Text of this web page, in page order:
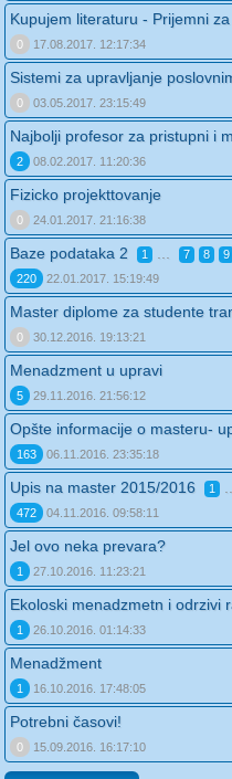
Kupujem literaturu - Prijemni
0 17.08.2017. 12:17:34
Sistemi za upravljanje
0 03.05.2017. 23:15:49
Najbolji profesor za pristupni i
2 08.02.2017. 11:20:36
Fizicko projekttovanje
0 24.01.2017. 21:16:38
Baze podataka 2 1 7 8
9
220
22.01.2017. 15:19:49
Master diplome za studente
0 30.12.2016. 19:13:21
Menadzment u upravi
5 29.11.2016. 21:56:12
Opšte informacije o masteru-
163
06.11.2016. 23:35:18
Upis na master 2015/2016 1
472
04.11.2016. 09:58:11
Jel ovo neka prevara?
1 27.10.2016. 11:23:21
Ekoloski menadzmetn i odrzivi
1 26.10.2016. 01:14:33
Menadžment
1 16.10.2016. 17:48:05
Potrebni časovi!
0 15.09.2016. 16:17:10